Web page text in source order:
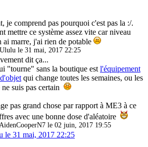
je comprend pas pourquoi c'est pas la :/.
mettre ce système assez vite car niveau
ai marre, j'ai rien de potable
le 31 mai, 2017 22:25
dit ça...
"tourne" sans la boutique est l'équipement
qui change toutes les semaines, ou les
suis pas certain
pas grand chose par rapport à ME3 à ce
avec une bonne dose d'aléatoire
le 02 juin, 2017 19:55
le 31 mai, 2017 22:25